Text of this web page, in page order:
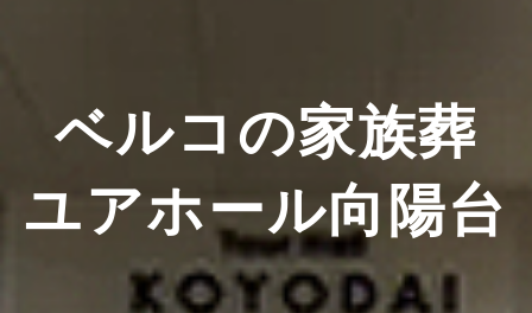
ベルコの家族葬
ユアホール向陽台​